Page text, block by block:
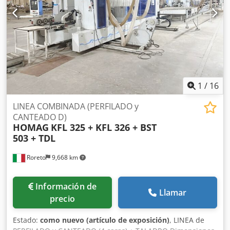
fusible + Prefusor) A3 Zona de presión del canto A Porta
rollos (almacen por bobinas N° 2) - con alimentación de
borde servoasistida Grupo Regruesador BF10 (2 x Kw 0,55)
Grupo Refilador PF20 (2 x Kw 0,4) ESPACIO LIBRE Cedpozrd
Nqefx Aqljrf Tupi (Refilador Universal) para rinurar UF 11 (1
x Kw ?) Grupo Rasca-canto y perfiles (repulidor) PN 10
Grupo finish (Rasca canto + Cepillos) FA 11 Pulverizador de
1 / 16
Roreto 9,668 km
LINEA COMBINADA (PERFILADO y
CANTEADO D)
HOMAG KFL 325 + KFL 326 + BST
503 + TDL
Información de
precio
Llamar
Estado: como nuevo (artículo de exposición), LINEA de